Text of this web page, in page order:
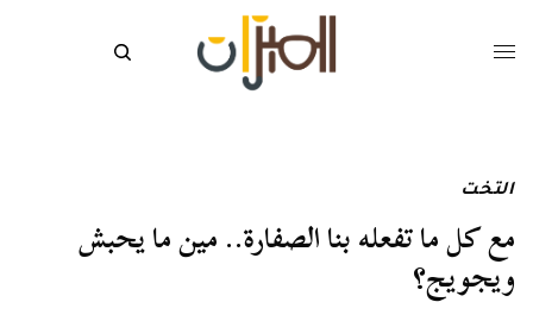
التخت
مع كل ما تفعله بنا الصفارة.. مين ما يحبش
ويجويج؟